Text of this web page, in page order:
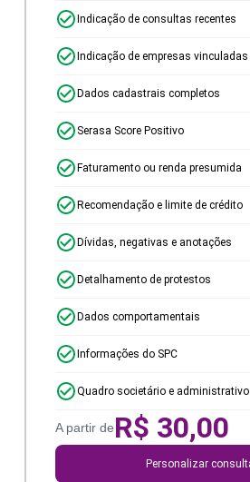
Indicação de consultas recentes
Indicação de empresas vinculadas
Dados cadastrais completos
Serasa Score Positivo
Faturamento ou renda presumida
Recomendação e limite de crédito
Dívidas, negativas e anotações
Detalhamento de protestos
Dados comportamentais
Informações do SPC
Quadro societário e administrativo
A partir deR$ 30,00
Personalizar